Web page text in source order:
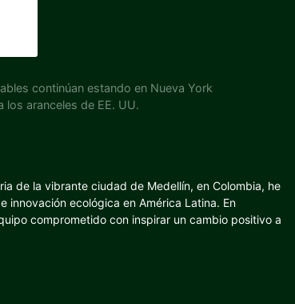
continúan estando en Nueva York
aranceles de EE. UU.
de la vibrante ciudad de Medellín, en Colombia, he
innovación ecológica en América Latina. En
comprometido con inspirar un cambio positivo a